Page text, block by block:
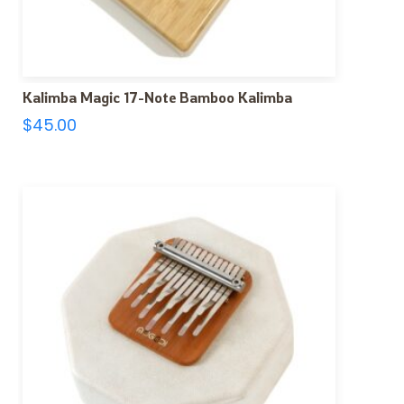
Kalimba Magic 17-Note Bamboo Kalimba
$45.00